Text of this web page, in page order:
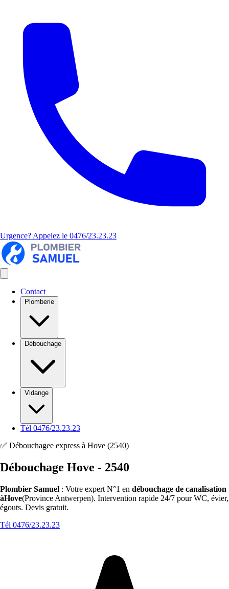
Urgence? Appelez le 0476/23.23.23
Contact
Plomberie
Débouchage
Vidange
Tél 0476/23.23.23
✅ Débouchagee express à Hove (2540)
Débouchage Hove - 2540
Plombier Samuel : Votre expert N°1 en débouchage de canalisation
àHove(Province Antwerpen). Intervention rapide 24/7 pour WC, évier,
égouts. Devis gratuit.
Tél 0476/23.23.23